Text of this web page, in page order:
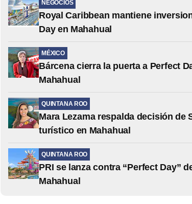
NEGOCIOS
Royal Caribbean mantiene
Day en Mahahual
MÉXICO
Bárcena cierra la puerta a Perfect
Mahahual
QUINTANA ROO
Mara Lezama respalda decisión de
turístico en Mahahual
QUINTANA ROO
PRI se lanza contra “Perfect Day”
Mahahual